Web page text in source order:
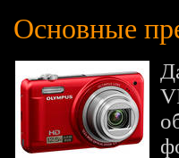
Основные